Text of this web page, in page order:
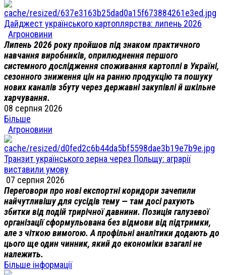
Дайджест українського картоплярства: липень 2026
Агроновини
Липень 2026 року пройшов під знаком практичного
навчання виробників, оприлюднення першого
системного дослідження споживання картоплі в Україні,
сезонного зниження цін на ранню продукцію та пошуку
нових каналів збуту через державні закупівлі й шкільне
харчування.
08 серпня 2026
Більше
Агроновини
Транзит українського зерна через Польщу: аграрії
виставили умову
07 серпня 2026
Переговори про нові експортні коридори зачепили
найчутливішу для сусідів тему — там досі рахують
збитки від подій трирічної давнини. Позиція галузевої
організації сформульована без відмови від підтримки,
але з чіткою вимогою. А профільні аналітики додають до
цього ще один чинник, який до економіки взагалі не
належить.
Більше інформації